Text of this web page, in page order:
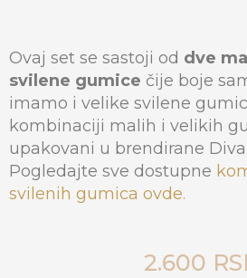
Ovaj set se sastoji od dve
svilene gumice čije boje
imamo i velike svilene
kombinaciji malih i velikih
upakovani u brendirane
Pogledajte sve dostupne
svilenih gumica ovde.
2.600